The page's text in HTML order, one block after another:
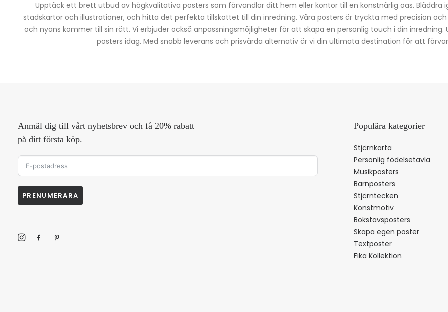
Upptäck ett brett utbud av högkvalitativa posters som förvandlar ditt hem eller kontor till en konstnärlig oas. Bläddra
stadskartor och illustrationer, och hitta det perfekta tillskottet till din inredning. Våra posters är tryckta med precision
och nyans kommer till sin rätt. Vi erbjuder också anpassningsmöjligheter för att skapa en personlig touch i din
posters idag. Med snabb leverans och prisvärda alternativ är vi din ultimata destination för att
Anmäl dig till vårt nyhetsbrev och få 20% rabatt
på ditt första köp.
PRENUMERARA
Populära kategorier
Stjärnkarta
Personlig födelsetavla
Musikposters
Barnposters
Stjärntecken
Konstmotiv
Bokstavsposters
Skapa egen poster
Textposter
Fika Kollektion